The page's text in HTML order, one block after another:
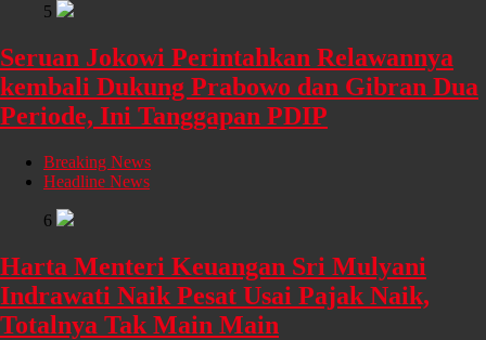
5
Seruan Jokowi Perintahkan Relawannya
kembali Dukung Prabowo dan Gibran Dua
Periode, Ini Tanggapan PDIP
Breaking News
Headline News
6
Harta Menteri Keuangan Sri Mulyani
Indrawati Naik Pesat Usai Pajak Naik,
Totalnya Tak Main Main